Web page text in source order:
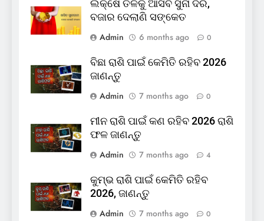
ଲକ୍ଷେ ତଳକୁ ଆସିବ ସୁନା ଦର,
ବଜାର ଦେଲାଣି ସଙ୍କେତ
Admin
6 months ago 0
ବିଛା ରାଶି ପାଇଁ କେମିତି ରହିବ 2026
ଜାଣନ୍ତୁ
Admin
7 months ago 0
ମୀନ ରାଶି ପାଇଁ କଣ ରହିବ 2026 ରାଶି
ଫଳ ଜାଣନ୍ତୁ
Admin
7 months ago 4
କୁମ୍ଭ ରାଶି ପାଇଁ କେମିତି ରହିବ
2026, ଜାଣନ୍ତୁ
Admin
7 months ago 0